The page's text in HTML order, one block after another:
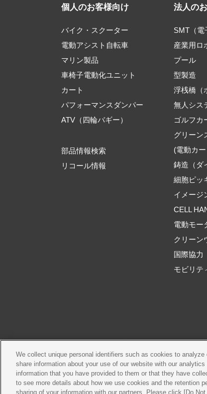
個人のお客様向け
バイク・スクーター
電動アシスト自転車
マリン製品
車椅子電動化ユニット
カート
パフォーマンスダンパー
ATV（四輪バギー）
部品情報検索
リコール情報
法人の
SMT（電
産業用ロ
プール
型製造
浮桟橋（
無人シス
ゴルフカ
グリーン
(電動カー
鋳造（ダ
細胞ピッ
イメージ
CELL
電動モー
クリーン
国際協力
モビリテ
ご利用規約 推奨
We collect unique personal identifiers such as cookies to
share information about your use of our website with our
information that you have provided to them or that they have
to see more details about how we use cookies and the retention
sharing of your information with our partners. Please click [Do